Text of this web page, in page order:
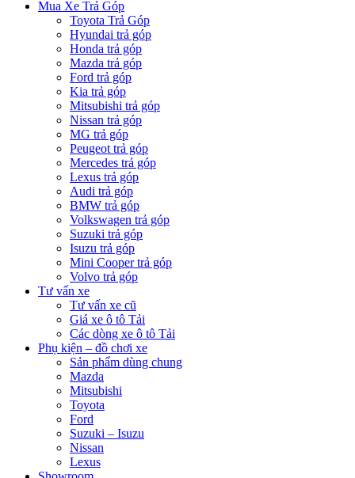
Mua Xe Trả Góp
Toyota Trả Góp
Hyundai trả góp
Honda trả góp
Mazda trả góp
Ford trả góp
Kia trả góp
Mitsubishi trả góp
Nissan trả góp
MG trả góp
Peugeot trả góp
Mercedes trả góp
Lexus trả góp
Audi trả góp
BMW trả góp
Volkswagen trả góp
Suzuki trả góp
Isuzu trả góp
Mini Cooper trả góp
Volvo trả góp
Tư vấn xe
Tư vấn xe cũ
Giá xe ô tô Tải
Các dòng xe ô tô Tải
Phụ kiện – đồ chơi xe
Sản phẩm dùng chung
Mazda
Mitsubishi
Toyota
Ford
Suzuki – Isuzu
Nissan
Lexus